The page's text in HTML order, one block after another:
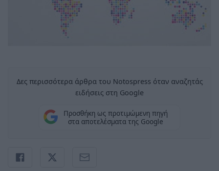
Δες περισσότερα άρθρα του Notospress όταν αναζητάς
ειδήσεις στη Google
Προσθήκη ως προτιμώμενη πηγή
στα αποτελέσματα της Google